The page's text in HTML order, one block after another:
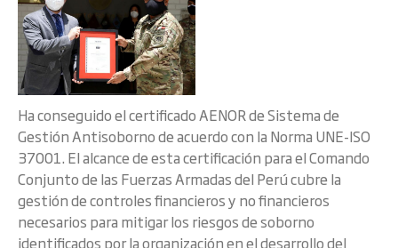
Ha conseguido el certificado AENOR de Sistema de
Gestión Antisoborno de acuerdo con la Norma UNE-ISO
37001. El alcance de esta certificación para el Comando
Conjunto de las Fuerzas Armadas del Perú cubre la
gestión de controles financieros y no financieros
necesarios para mitigar los riesgos de soborno
identificados por la organización en el desarrollo del